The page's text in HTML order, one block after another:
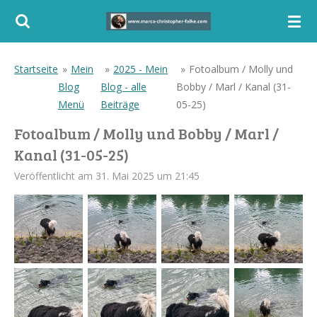
Zum
Startseite » Mein
Blog
Menü
» 2025 - Mein
Blog - alle
Beiträge
» Fotoalbum / Molly und
Bobby / Marl / Kanal (31-
05-25)
Fotoalbum / Molly und Bobby / Marl /
Kanal (31-05-25)
Veröffentlicht am 31. Mai 2025 um 21:45